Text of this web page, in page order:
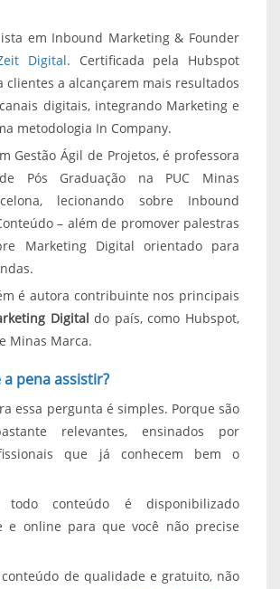
em Inbound Marketing & Founder
Digital. Certificada pela Hubspot
clientes a alcançarem mais resultados
digitais, integrando Marketing e
metodologia In Company.
Gestão Ágil de Projetos, é professora
Pós Graduação na PUC Minas
lecionando sobre Inbound
– além de promover palestras
Marketing Digital orientado para
é autora contribuinte nos principais
Digital do país, como Hubspot,
Minas Marca.
pena assistir?
essa pergunta é simples. Porque são
relevantes, ensinados por
que já conhecem bem o
todo conteúdo é disponibilizado
e online para que você não precise
de qualidade e gratuito, não